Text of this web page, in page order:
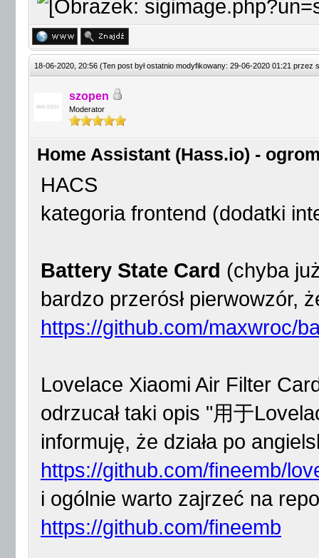
18-06-2020, 20:56 (Ten post był ostatnio modyfikowany: 29-06-2020 01:21 przez
szopen
Moderator
Home Assistant (Hass.io) -
HACS
kategoria frontend (dodatki
Battery State Card (chyba
bardzo przerósł pierwowzór,
https://github.com/maxwroc/
Lovelace Xiaomi Air Filter
odrzucał taki opis "用于
informuję, że działa po
https://github.com/fineemb/
i ogólnie warto zajrzeć na
https://github.com/fineemb